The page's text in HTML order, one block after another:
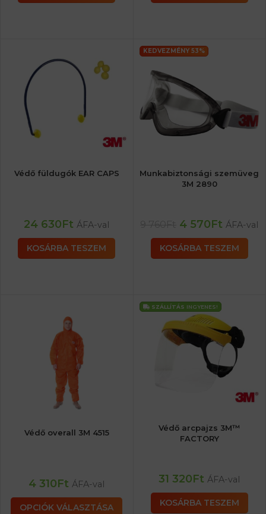
Védő füldugók EAR CAPS
24 630Ft ÁFA-val
KOSÁRBA TESZEM
KEDVEZMÉNY 53%
Munkabiztonsági szemüveg
3M 2890
4 570Ft ÁFA-val
KOSÁRBA TESZEM
Védő overall 3M 4515
4 310Ft ÁFA-val
OPCIÓK VÁLASZTÁSA
SZÁLLÍTÁS INGYENES!
Védő arcpajzs 3M™
FACTORY
31 320Ft ÁFA-val
KOSÁRBA TESZEM